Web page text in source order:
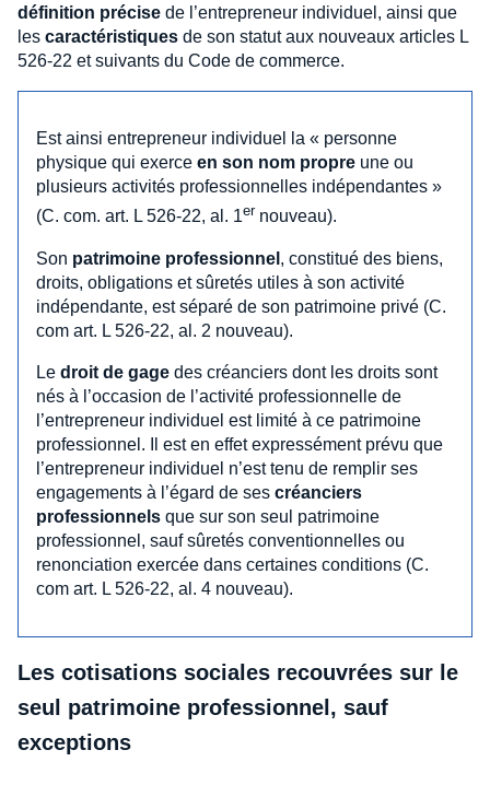
définition précise de l’entrepreneur individuel, ainsi que
les caractéristiques de son statut aux nouveaux articles L
526-22 et suivants du Code de commerce.
Est ainsi entrepreneur individuel la « personne
physique qui exerce en son nom propre une ou
plusieurs activités professionnelles indépendantes »
(C. com. art. L 526-22, al. 1er nouveau).
Son patrimoine professionnel , constitué des biens,
droits, obligations et sûretés utiles à son activité
indépendante, est séparé de son patrimoine privé (C.
com art. L 526-22, al. 2 nouveau).
Le droit de gage des créanciers dont les droits sont
nés à l’occasion de l’activité professionnelle de
l’entrepreneur individuel est limité à ce patrimoine
professionnel. Il est en effet expressément prévu que
l’entrepreneur individuel n’est tenu de remplir ses
engagements à l’égard de ses créanciers
professionnels que sur son seul patrimoine
professionnel, sauf sûretés conventionnelles ou
renonciation exercée dans certaines conditions (C.
com art. L 526-22, al. 4 nouveau).
Les cotisations sociales recouvrées sur le
seul patrimoine professionnel, sauf
exceptions